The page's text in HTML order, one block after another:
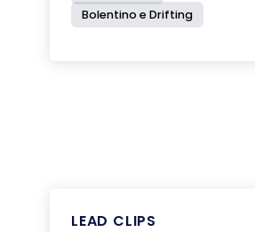
Bolentino e Drifting
LEAD CLIPS